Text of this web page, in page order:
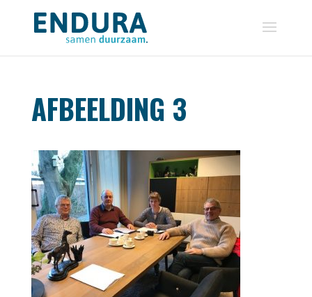
AFBEELDING 3